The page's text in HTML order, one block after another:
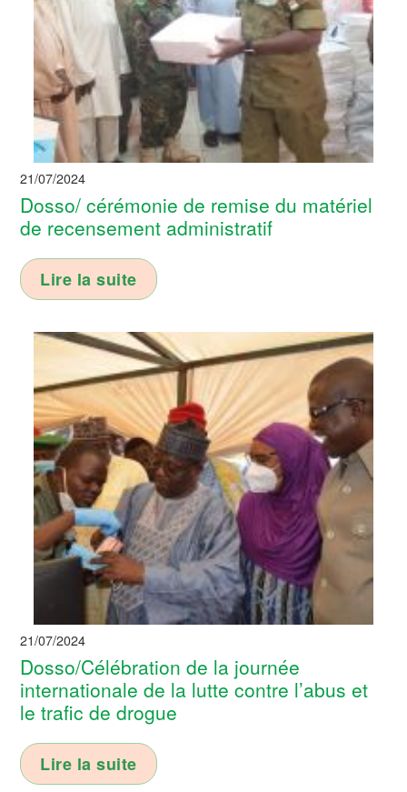
21/07/2024
Dosso/ cérémonie de remise du matériel
de recensement administratif
Lire la suite
21/07/2024
Dosso/Célébration de la journée
internationale de la lutte contre l’abus et
le trafic de drogue
Lire la suite